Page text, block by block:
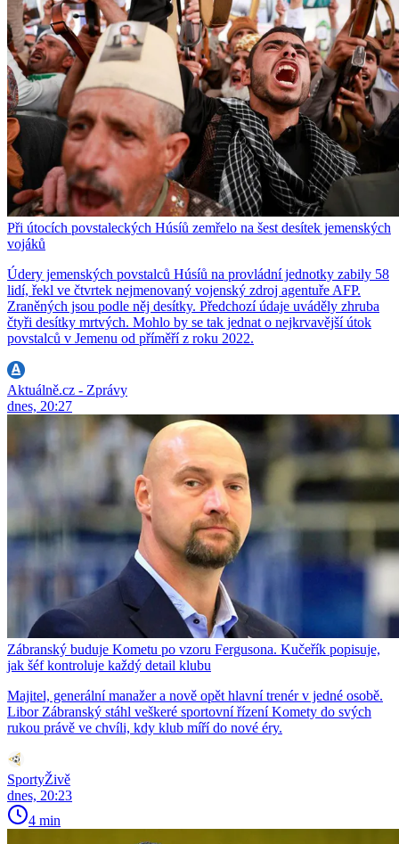
Při útocích povstaleckých Húsíů zemřelo na šest desítek jemenských
vojáků
Údery jemenských povstalců Húsíů na provládní jednotky zabily 58
lidí, řekl ve čtvrtek nejmenovaný vojenský zdroj agentuře AFP.
Zraněných jsou podle něj desítky. Předchozí údaje uváděly zhruba
čtyři desítky mrtvých. Mohlo by se tak jednat o nejkrvavější útok
povstalců v Jemenu od příměří z roku 2022.
Aktuálně.cz - Zprávy
dnes, 20:27
Zábranský buduje Kometu po vzoru Fergusona. Kučeřík popisuje,
jak šéf kontroluje každý detail klubu
Majitel, generální manažer a nově opět hlavní trenér v jedné osobě.
Libor Zábranský stáhl veškeré sportovní řízení Komety do svých
rukou právě ve chvíli, kdy klub míří do nové éry.
SportyŽivě
dnes, 20:23
4 min